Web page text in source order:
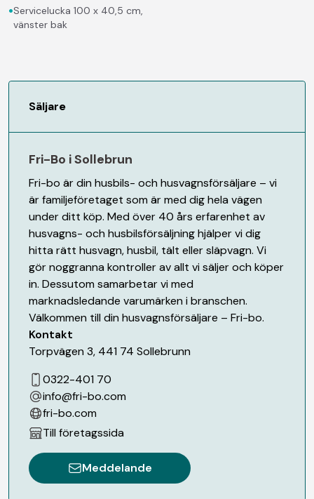
•Servicelucka 100 x 40,5 cm,
vänster bak
Säljare
Fri-Bo i Sollebrun
Fri-bo är din husbils- och husvagnsförsäljare – vi
är familjeföretaget som är med dig hela vägen
under ditt köp. Med över 40 års erfarenhet av
husvagns- och husbilsförsäljning hjälper vi dig
hitta rätt husvagn, husbil, tält eller släpvagn. Vi
gör noggranna kontroller av allt vi säljer och köper
in. Dessutom samarbetar vi med
marknadsledande varumärken i branschen.
Välkommen till din husvagnsförsäljare – Fri-bo.
Kontakt
Torpvägen 3, 441 74 Sollebrunn
0322-401 70
info@fri-bo.com
fri-bo.com
Till företagssida
Meddelande